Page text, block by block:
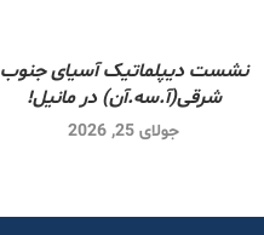
نشست دیپلماتیک آسیای جنوب
شرقی‌(آ.سه.آن) در مانیل!
جولای 25, 2026